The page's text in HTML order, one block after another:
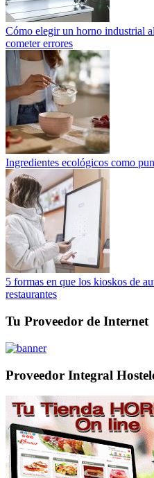
Cómo elegir un horno industrial
cometer errores
Ingredientes ecológicos como
5 formas en que los kioskos de
restaurantes
Tu Proveedor de Internet
Proveedor Integral